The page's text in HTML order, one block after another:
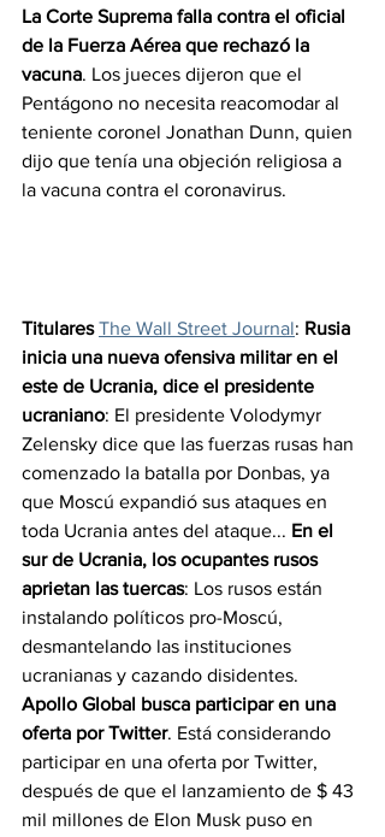
La Corte Suprema falla contra el oficial
de la Fuerza Aérea que rechazó la
vacuna. Los jueces dijeron que el
Pentágono no necesita reacomodar al
teniente coronel Jonathan Dunn, quien
dijo que tenía una objeción religiosa a
la vacuna contra el coronavirus.
Titulares The Wall Street Journal: Rusia
inicia una nueva ofensiva militar en el
este de Ucrania, dice el presidente
ucraniano: El presidente Volodymyr
Zelensky dice que las fuerzas rusas han
comenzado la batalla por Donbas, ya
que Moscú expandió sus ataques en
toda Ucrania antes del ataque... En el
sur de Ucrania, los ocupantes rusos
aprietan las tuercas: Los rusos están
instalando políticos pro-Moscú,
desmantelando las instituciones
ucranianas y cazando disidentes.
Apollo Global busca participar en una
oferta por Twitter. Está considerando
participar en una oferta por Twitter,
después de que el lanzamiento de $ 43
mil millones de Elon Musk puso en